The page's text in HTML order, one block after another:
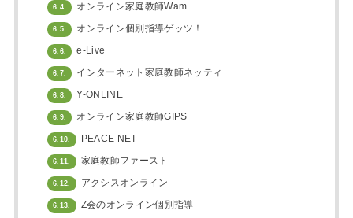
6.4. オンライン家庭教師Wam
6.5. オンライン個別指導ゲッツ！
6.6. e-Live
6.7. インターネット家庭教師ネッティ
6.8. Y-ONLINE
6.9. オンライン家庭教師GIPS
6.10. PEACE NET
6.11. 家庭教師ファースト
6.12. アクシスオンライン
6.13. Z会のオンライン個別指導